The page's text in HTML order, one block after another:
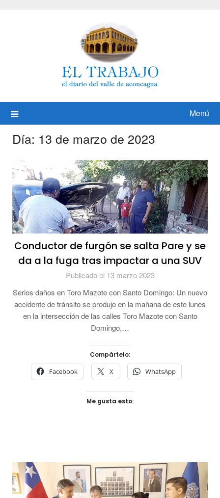
Menú
Día: 13 de marzo de 2023
Conductor de furgón se salta Pare y se
da a la fuga tras impactar a una SUV
Publicado el 13 marzo 2023
Serios daños en Toro Mazote con Santo Domingo: Un nuevo
accidente de tránsito se produjo en la mañana de este lunes
en la intersección de las calles Toro Mazote con Santo
Domingo,…
Compártelo:
Facebook X WhatsApp
Me gusta esto: